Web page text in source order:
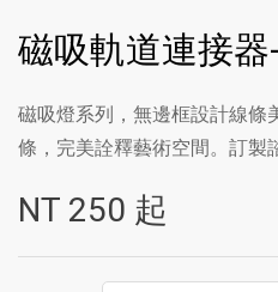
磁吸軌道連接器
磁吸燈系列，無邊框設計線條
條，完美詮釋藝術空間。訂製
NT 250 起